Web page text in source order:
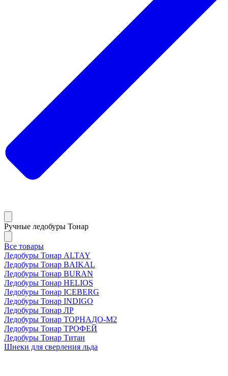
Ручные ледобуры Тонар
Все товары
Ледобуры Тонар ALTAY
Ледобуры Тонар BAIKAL
Ледобуры Тонар BURAN
Ледобуры Тонар HELIOS
Ледобуры Тонар ICEBERG
Ледобуры Тонар INDIGO
Ледобуры Тонар ЛР
Ледобуры Тонар ТОРНАДО-М2
Ледобуры Тонар ТРОФЕЙ
Ледобуры Тонар Титан
Шнеки для сверления льда